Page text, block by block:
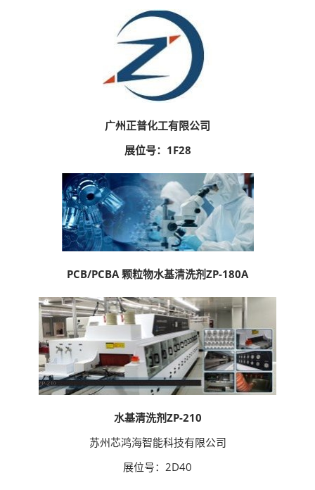
广州正普化工有限公司
展位号：1F28
PCB/PCBA 颗粒物水基清洗剂ZP-180A
水基清洗剂ZP-210
苏州芯鸿海智能科技有限公司
展位号：2D40